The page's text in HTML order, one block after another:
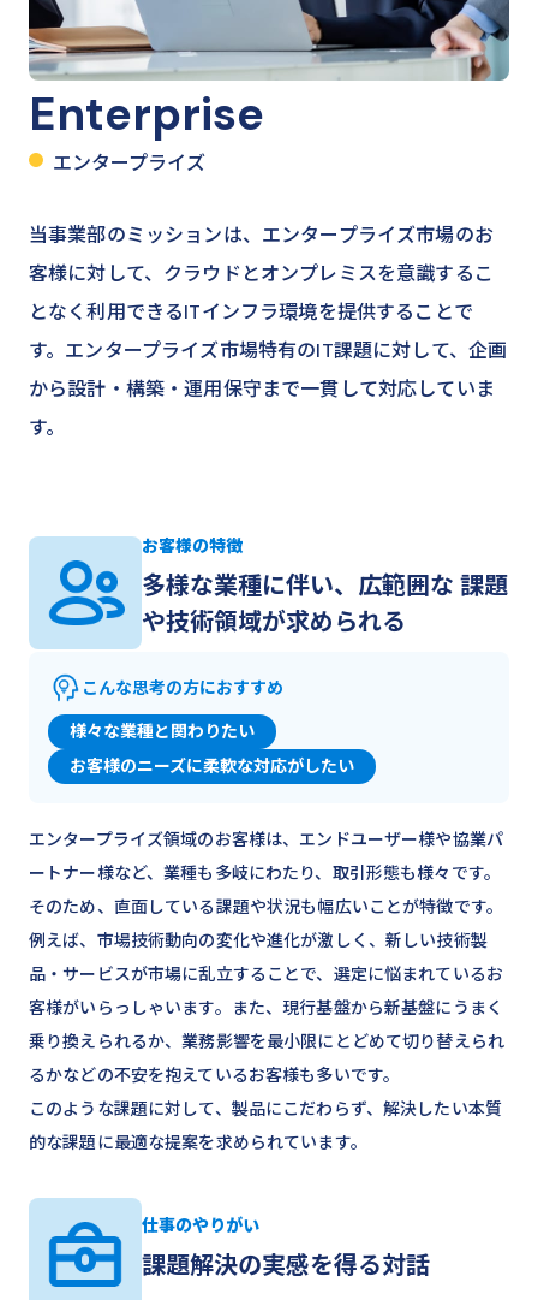
Enterprise
エンタープライズ
当事業部のミッションは、エンタープライズ市場のお
客様に対して、クラウドとオンプレミスを意識するこ
となく利用できるITインフラ環境を提供することで
す。エンタープライズ市場特有のIT課題に対して、企画
から設計・構築・運用保守まで一貫して対応していま
す。
お客様の特徴
多様な業種に伴い、広範囲な 課題
や技術領域が求められる
こんな思考の方におすすめ
様々な業種と関わりたい
お客様のニーズに柔軟な対応がしたい
エンタープライズ領域のお客様は、エンドユーザー様や協業パ
ートナー様など、業種も多岐にわたり、取引形態も様々です。
そのため、直面している課題や状況も幅広いことが特徴です。
例えば、市場技術動向の変化や進化が激しく、新しい技術製
品・サービスが市場に乱立することで、選定に悩まれているお
客様がいらっしゃいます。また、現行基盤から新基盤にうまく
乗り換えられるか、業務影響を最小限にとどめて切り替えられ
るかなどの不安を抱えているお客様も多いです。
このような課題に対して、製品にこだわらず、解決したい本質
的な課題に最適な提案を求められています。
仕事のやりがい
課題解決の実感を得る対話